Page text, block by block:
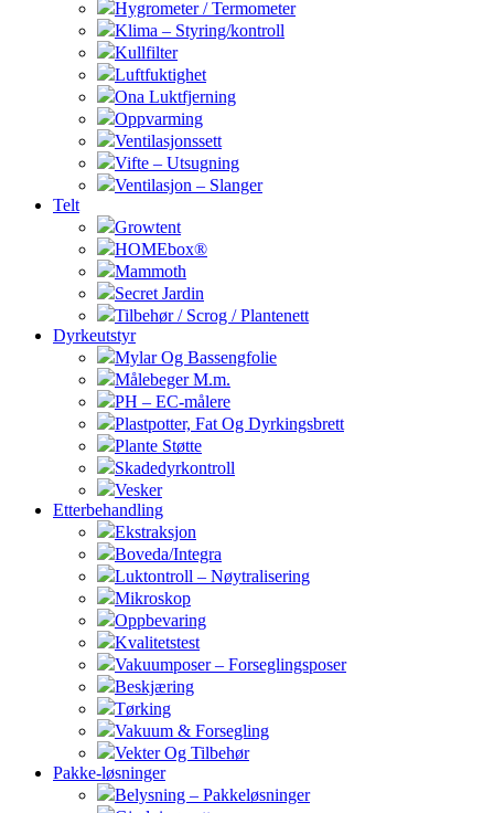
Hygrometer / Termometer
Klima – Styring/kontroll
Kullfilter
Luftfuktighet
Ona Luktfjerning
Oppvarming
Ventilasjonssett
Vifte – Utsugning
Ventilasjon – Slanger
Telt
Growtent
HOMEbox®
Mammoth
Secret Jardin
Tilbehør / Scrog / Plantenett
Dyrkeutstyr
Mylar Og Bassengfolie
Målebeger M.m.
PH – EC-målere
Plastpotter, Fat Og Dyrkingsbrett
Plante Støtte
Skadedyrkontroll
Vesker
Etterbehandling
Ekstraksjon
Boveda/Integra
Luktontroll – Nøytralisering
Mikroskop
Oppbevaring
Kvalitetstest
Vakuumposer – Forseglingsposer
Beskjæring
Tørking
Vakuum & Forsegling
Vekter Og Tilbehør
Pakke-løsninger
Belysning – Pakkeløsninger